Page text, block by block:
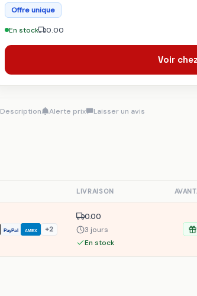
Offre unique
En stock 0.00
Voir
Description Alerte prix Laisser un avis
LIVRAISON
PayPal AMEX +2
0.00
3 jours
En stock